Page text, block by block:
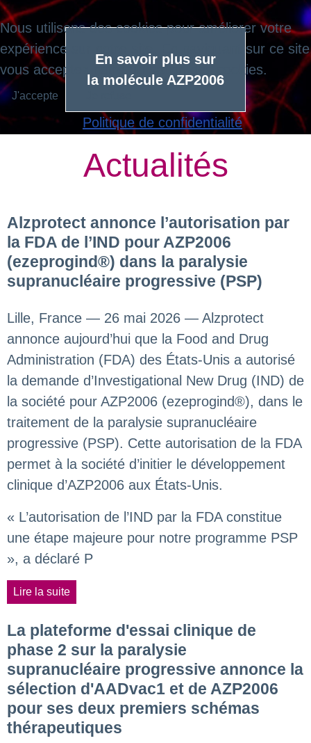
En savoir plus sur
la molécule AZP2006
Actualités
Alzprotect annonce l’autorisation par
la FDA de l’IND pour AZP2006
(ezeprogind®) dans la paralysie
supranucléaire progressive (PSP)
Lille, France — 26 mai 2026 — Alzprotect
annonce aujourd’hui que la Food and Drug
Administration (FDA) des États-Unis a autorisé
la demande d’Investigational New Drug (IND) de
la société pour AZP2006 (ezeprogind®), dans le
traitement de la paralysie supranucléaire
progressive (PSP). Cette autorisation de la FDA
permet à la société d’initier le développement
clinique d’AZP2006 aux États-Unis.
« L’autorisation de l’IND par la FDA constitue
une étape majeure pour notre programme PSP
», a déclaré P
Lire la suite
La plateforme d'essai clinique de
phase 2 sur la paralysie
supranucléaire progressive annonce la
sélection d'AADvac1 et de AZP2006
pour ses deux premiers schémas
thérapeutiques
Nous utilisons des cookies pour améliorer votre
expérience sur notre site. En naviguant sur ce
vous acceptez notre utilisation des cookies.
J'accepte
Politique de confidentialité